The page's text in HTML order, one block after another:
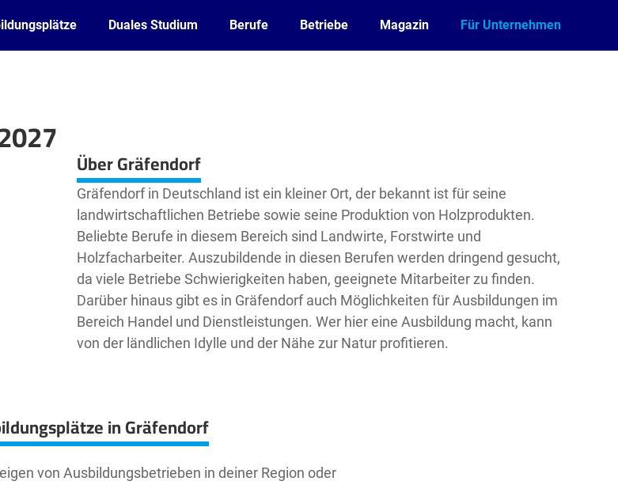
Duales Studium Berufe Betriebe Magazin Für Unternehmen
contributors Über Gräfendorf
Gräfendorf in Deutschland ist ein kleiner Ort, der bekannt ist für seine
landwirtschaftlichen Betriebe sowie seine Produktion von Holzprodukten.
Beliebte Berufe in diesem Bereich sind Landwirte, Forstwirte und
Holzfacharbeiter. Auszubildende in diesen Berufen werden dringend gesucht,
da viele Betriebe Schwierigkeiten haben, geeignete Mitarbeiter zu finden.
Darüber hinaus gibt es in Gräfendorf auch Möglichkeiten für Ausbildungen im
Bereich Handel und Dienstleistungen. Wer hier eine Ausbildung macht, kann
von der ländlichen Idylle und der Nähe zur Natur profitieren.
in Gräfendorf
von Ausbildungsbetrieben in deiner Region oder